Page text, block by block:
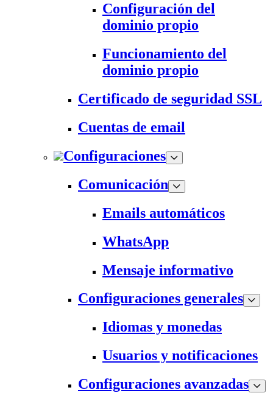
Configuración del
dominio propio
Funcionamiento del
dominio propio
Certificado de seguridad SSL
Cuentas de email
Configuraciones
Comunicación
Emails automáticos
WhatsApp
Mensaje informativo
Configuraciones generales
Idiomas y monedas
Usuarios y notificaciones
Configuraciones avanzadas